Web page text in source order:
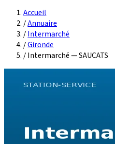
Accueil
/Annuaire
/Intermarché
/Gironde
/Intermarché — SAUCATS